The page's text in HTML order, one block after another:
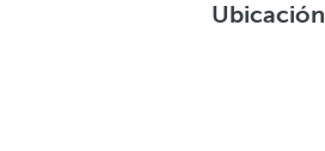
Ubicación